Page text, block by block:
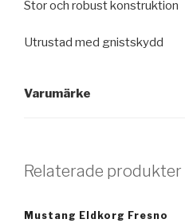
Stor och robust konstruktion
Utrustad med gnistskydd
Varumärke
Relaterade produkter
Mustang Eldkorg Fresno